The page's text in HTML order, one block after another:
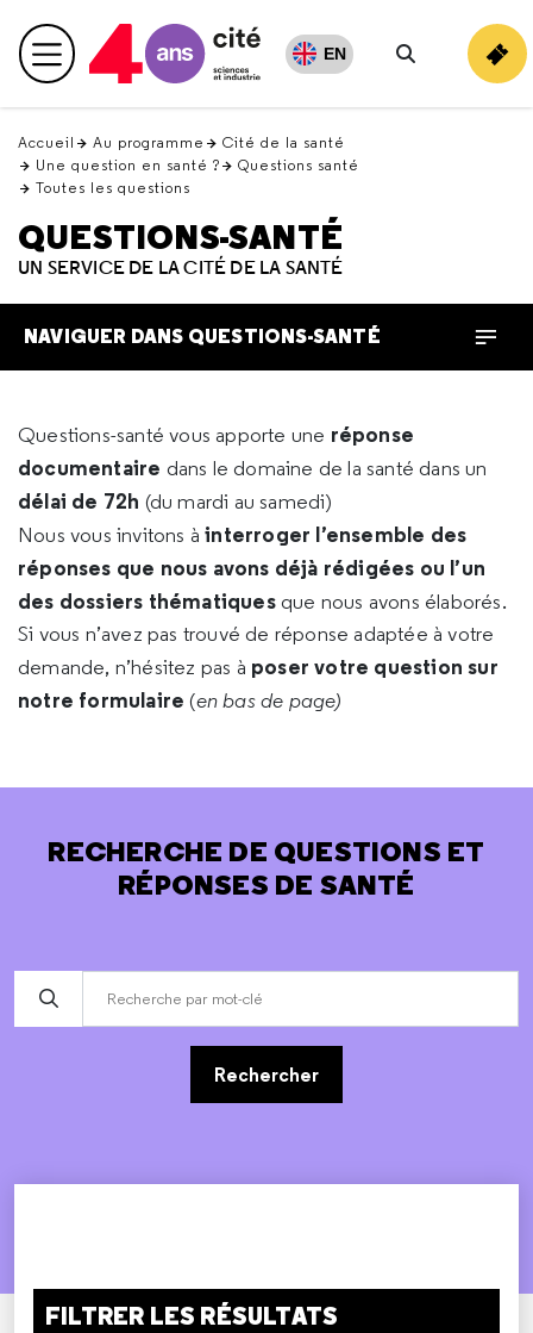
en
haut Menu principal EN
Rechercher
Accueil Au programme
Cité de la santé
Une question en santé ?
Questions santé
Toutes les questions
QUESTIONS-SANTÉ
UN SERVICE DE LA CITÉ DE LA SANTÉ
NAVIGUER DANS QUESTIONS-SANTÉ
Questions-santé vous apporte une réponse
documentaire dans le domaine de la santé dans un
délai de 72h (du mardi au samedi)
Nous vous invitons àinterroger l’ensemble des
réponses que nous avons déjà rédigées ou l’un
des dossiers thématiques que nous avons élaborés.
Si vous n’avez pas trouvé de réponse adaptée à votre
demande, n’hésitez pas à poser votre question sur
notre formulaire (en bas de page)
RECHERCHE DE QUESTIONS ET
RÉPONSES DE SANTÉ
Rechercher
FILTRER LES RÉSULTATS